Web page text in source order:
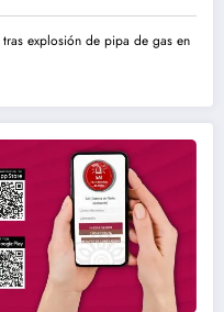
explosión de pipa de gas en